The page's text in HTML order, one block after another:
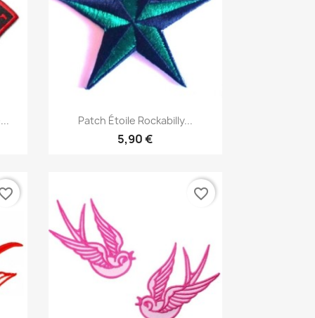
Aperçu rapide
Patch Étoile Rockabilly...
5,90 €
favorite_border